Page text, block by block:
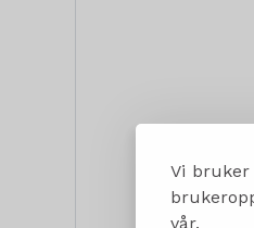
Vi bruker
vår.